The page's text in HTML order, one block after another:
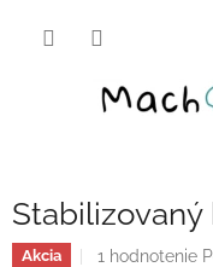
Akcia
Priemerné
1 hodnotenie